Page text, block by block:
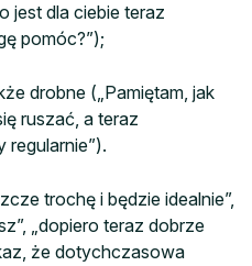
jest dla ciebie teraz
pomóc?”);
drobne („Pamiętam, jak
ruszać, a teraz
trochę i będzie idealnie”,
„dopiero teraz dobrze
że dotychczasowa